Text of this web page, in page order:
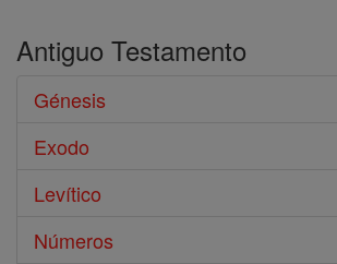
Antiguo Testamento
Génesis
Exodo
Levítico
Números